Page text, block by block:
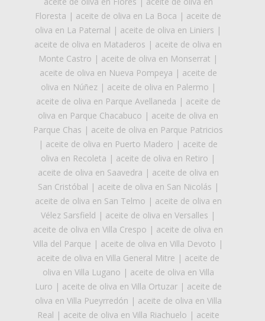
Floresta | aceite de oliva en La Boca | aceite de
oliva en La Paternal | aceite de oliva en Liniers |
aceite de oliva en Mataderos | aceite de oliva en
Monte Castro | aceite de oliva en Monserrat |
aceite de oliva en Nueva Pompeya | aceite de
oliva en Núñez| aceite de oliva en Palermo |
aceite de oliva en Parque Avellaneda | aceite de
oliva en Parque Chacabuco | aceite de oliva en
Parque Chas | aceite de oliva en Parque Patricios
| aceite de oliva en Puerto Madero | aceite de
oliva en Recoleta | aceite de oliva en Retiro |
aceite de oliva en Saavedra | aceite de oliva en
San Cristóbal | aceite de oliva en San Nicolás |
aceite de oliva en San Telmo | aceite de oliva en
Vélez Sarsfield | aceite de oliva en Versalles |
aceite de oliva en Villa Crespo | aceite de oliva en
Villa del Parque | aceite de oliva en Villa Devoto |
aceite de oliva en Villa General Mitre | aceite de
oliva en Villa Lugano | aceite de oliva en Villa
Luro | aceite de oliva en Villa Ortuzar| aceite de
oliva en Villa Pueyrredón | aceite de oliva en Villa
Real | aceite de oliva en Villa Riachuelo | aceite